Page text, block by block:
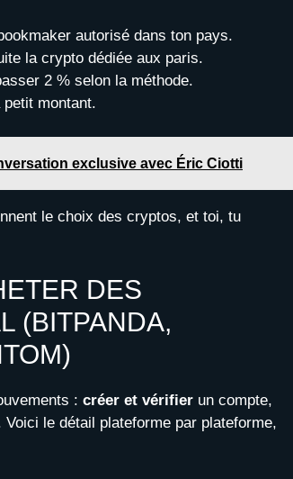
autorisé dans ton pays.
la crypto dédiée aux paris.
2 % selon la méthode.
montant.
exclusive avec Éric Ciotti
le choix des cryptos, et toi, tu
DES
(BITPANDA,
: créer et vérifier un compte,
Voici le détail plateforme par plateforme,